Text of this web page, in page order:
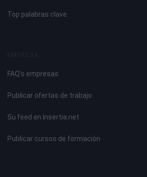
Top palabras clave
FAQ's empresas
Publicar ofertas de trabajo
Su feed en Insertia.net
Publicar cursos de formación